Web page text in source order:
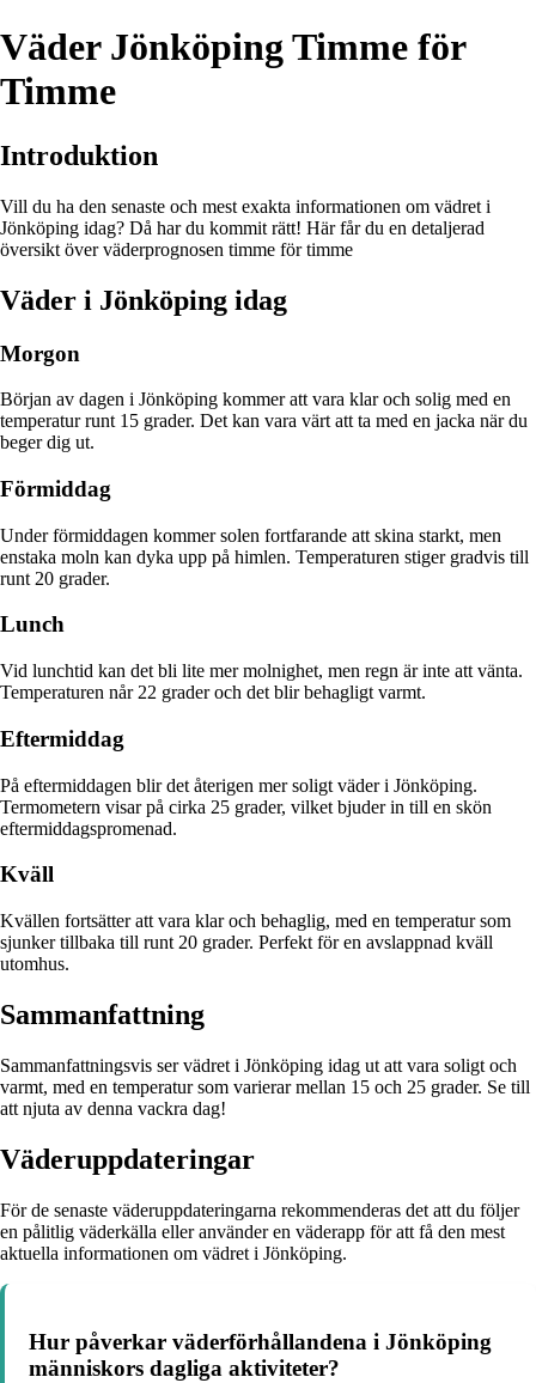
Väder Jönköping Timme för
Timme
Introduktion
Vill du ha den senaste och mest exakta informationen om vädret i
Jönköping idag? Då har du kommit rätt! Här får du en detaljerad
översikt över väderprognosen timme för timme
Väder i Jönköping idag
Morgon
Början av dagen i Jönköping kommer att vara klar och solig med en
temperatur runt 15 grader. Det kan vara värt att ta med en jacka när du
beger dig ut.
Förmiddag
Under förmiddagen kommer solen fortfarande att skina starkt, men
enstaka moln kan dyka upp på himlen. Temperaturen stiger gradvis till
runt 20 grader.
Lunch
Vid lunchtid kan det bli lite mer molnighet, men regn är inte att vänta.
Temperaturen når 22 grader och det blir behagligt varmt.
Eftermiddag
På eftermiddagen blir det återigen mer soligt väder i Jönköping.
Termometern visar på cirka 25 grader, vilket bjuder in till en skön
eftermiddagspromenad.
Kväll
Kvällen fortsätter att vara klar och behaglig, med en temperatur som
sjunker tillbaka till runt 20 grader. Perfekt för en avslappnad kväll
utomhus.
Sammanfattning
Sammanfattningsvis ser vädret i Jönköping idag ut att vara soligt och
varmt, med en temperatur som varierar mellan 15 och 25 grader. Se till
att njuta av denna vackra dag!
Väderuppdateringar
För de senaste väderuppdateringarna rekommenderas det att du följer
en pålitlig väderkälla eller använder en väderapp för att få den mest
aktuella informationen om vädret i Jönköping.
Hur påverkar väderförhållandena i Jönköping
människors dagliga aktiviteter?